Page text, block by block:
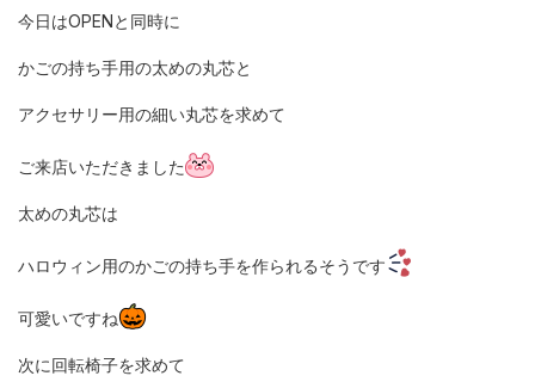
今日はOPENと同時に
かごの持ち手用の太めの丸芯と
アクセサリー用の細い丸芯を求めて
ご来店いただきました
太めの丸芯は
ハロウィン用のかごの持ち手を作られるそうです
可愛いですね
次に回転椅子を求めて